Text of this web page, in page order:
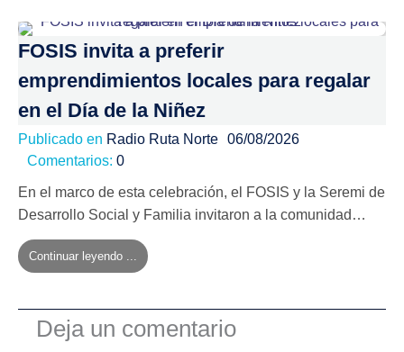
FOSIS invita a preferir
emprendimientos locales para regalar
en el Día de la Niñez
Publicado en Radio Ruta Norte 06/08/2026
Comentarios: 0
En el marco de esta celebración, el FOSIS y la Seremi de
Desarrollo Social y Familia invitaron a la comunidad…
Continuar leyendo ...
Deja un comentario